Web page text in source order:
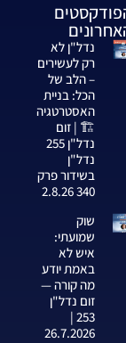
נדל"ן לא
רק לעשירים
– הלב של
הכל: בניית
האסטרטגיה
🏗️ | זום
נדל"ן 255
נדל"ן
בשידור פרק
340 2.8.26
שוק
שמועתי:
איש לא
באמת יודע
מה קורה —
זום נדל"ן
253 |
26.7.2026